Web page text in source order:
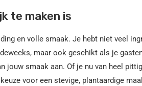
te maken is
en volle smaak. Je hebt niet veel
maar ook geschikt als je
jouw smaak aan. Of je nu van heel
voor een stevige, plantaardige